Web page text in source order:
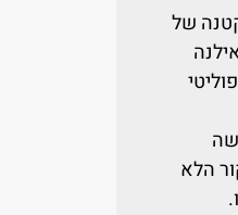
של
הלא